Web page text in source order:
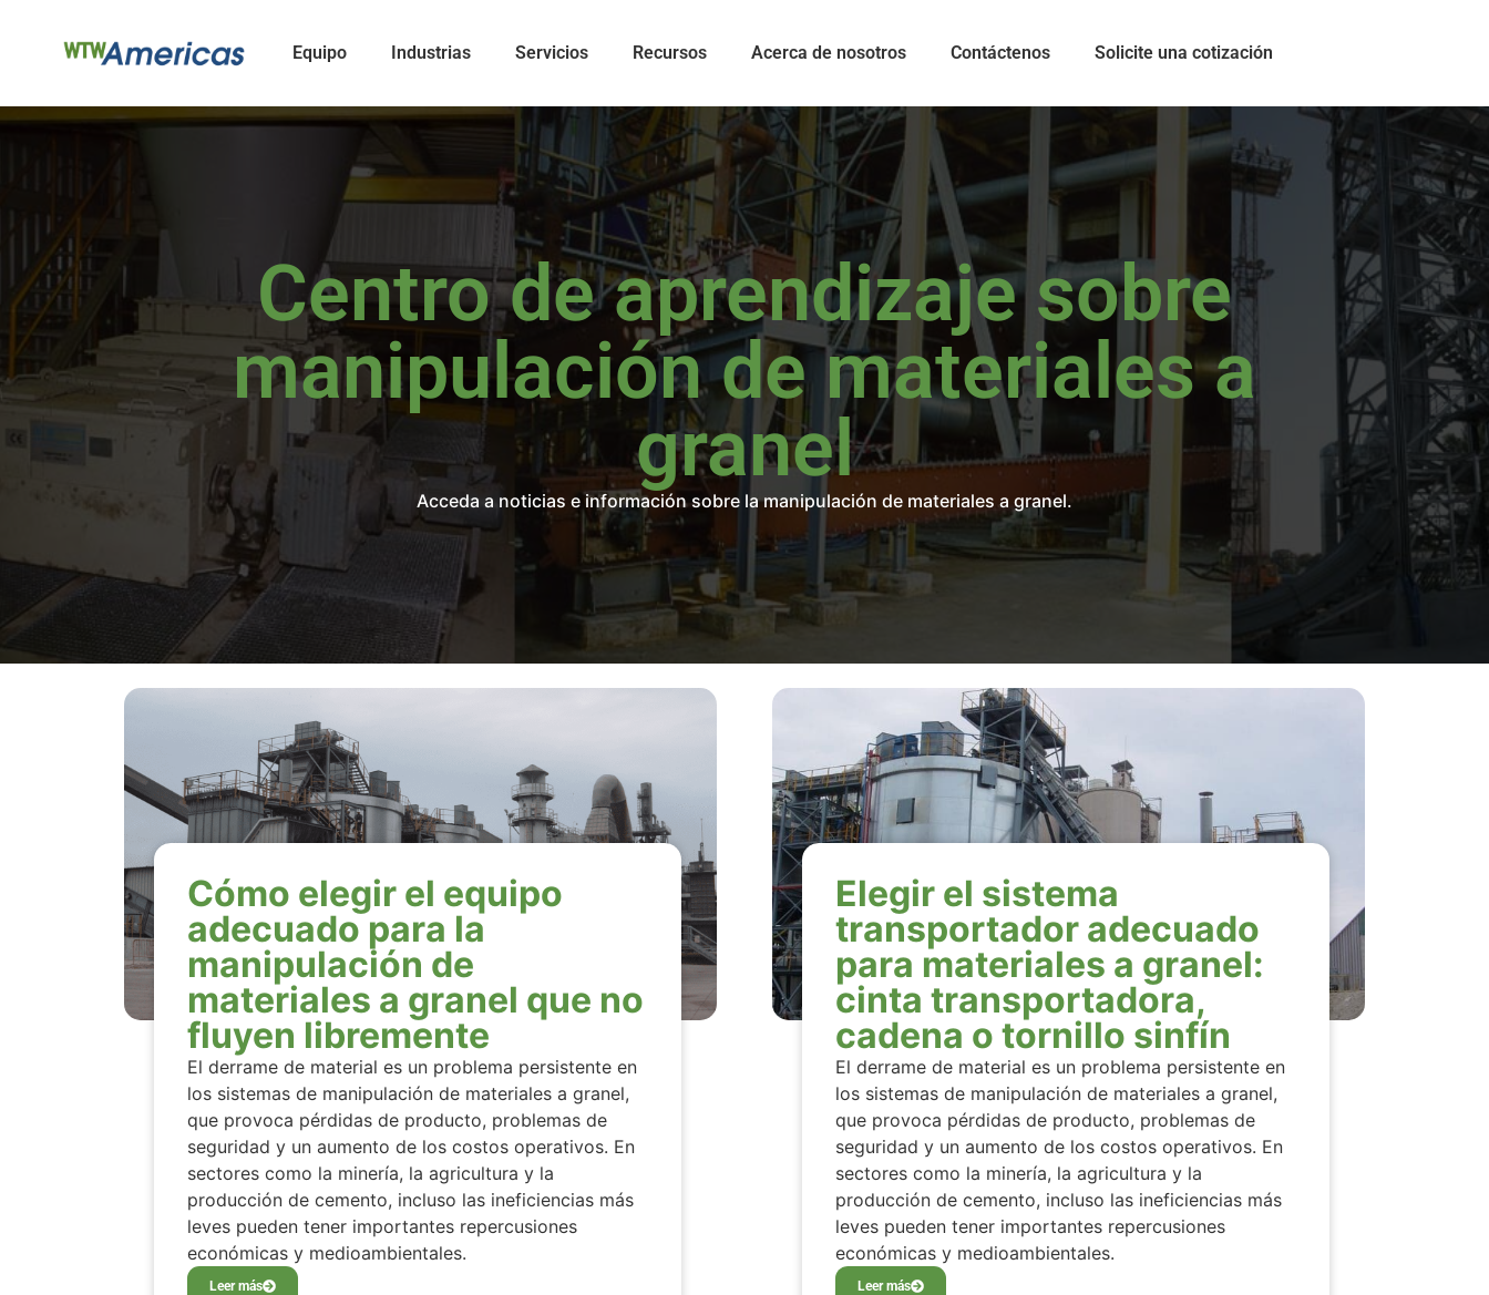
Equipo Industrias Servicios Recursos Acerca de nosotros Contáctenos Solicite una cotización
Centro de aprendizaje sobre
manipulación de materiales a
granel
Acceda a noticias e información sobre la manipulación de materiales a granel.
Cómo elegir el equipo
adecuado para la
manipulación de
materiales a granel que no
fluyen libremente
El derrame de material es un problema persistente en
los sistemas de manipulación de materiales a granel,
que provoca pérdidas de producto, problemas de
seguridad y un aumento de los costos operativos. En
sectores como la minería, la agricultura y la
producción de cemento, incluso las ineficiencias más
leves pueden tener importantes repercusiones
económicas y medioambientales.
Leer más
Elegir el sistema
transportador adecuado
para materiales a granel:
cinta transportadora,
cadena o tornillo sinfín
El derrame de material es un problema persistente en
los sistemas de manipulación de materiales a granel,
que provoca pérdidas de producto, problemas de
seguridad y un aumento de los costos operativos. En
sectores como la minería, la agricultura y la
producción de cemento, incluso las ineficiencias más
leves pueden tener importantes repercusiones
económicas y medioambientales.
Leer más